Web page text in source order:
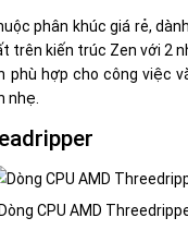
phân khúc giá rẻ,
trên kiến trúc Zen với 2
phù hợp cho công việc
nhẹ.
Dòng CPU AMD